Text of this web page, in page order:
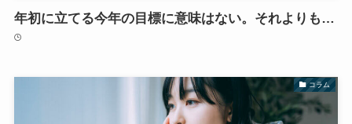
年初に立てる今年の目標に意味はない。それよりも…
コラム